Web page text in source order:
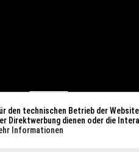
den technischen Betrieb der
Direktwerbung dienen oder die
Informationen